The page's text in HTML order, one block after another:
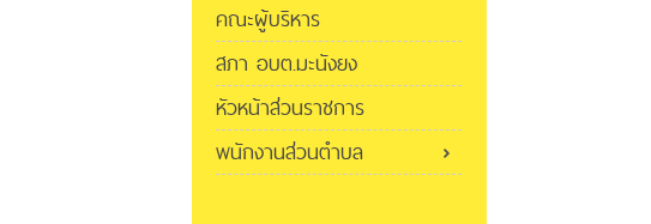
คณะผู้บริหาร
สภา อบต.มะนังยง
หัวหน้าส่วนราชการ
พนักงานส่วนตำบล